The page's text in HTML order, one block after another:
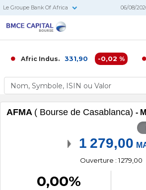
Le Groupe Bank Of Africa 06/08/
Afric Indus. 331,90 -0,02 %
AFMA ( Bourse de Casablanca) -
1 279,00
Ouverture : 1 279,00
0,00%